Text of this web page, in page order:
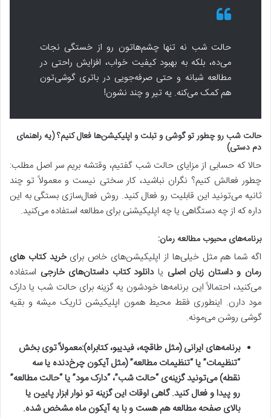
حالت شب نه تنها چشم‌هاتون رو از خستگی نجات
می‌ده، بلکه به بهبود کیفیت خواب، افزایش راحتی در
مطالعه شبانه و حتی صرفه‌جویی در باتری گوشی‌تون
هم کمک می‌کنه. یه تیر و چند نشون!
حالت شب رو چطور تو گوشی و تبلت و اپلیکیشن‌ها فعال کنیم؟ (یه راهنمای
دم دستی)
حالا که حسابی از مزایای حالت شب گفتیم، وقتشه بریم سر اصل مطلب:
چطور فعالش کنیم؟ نگران نباشید، کار سختی نیست و معمولاً تو چند
ثانیه می‌تونید این قابلیت رو فعال کنید. روش فعال‌سازی بستگی به این
داره که از چه دستگاهی یا چه اپلیکیشنی برای مطالعه استفاده می‌کنید.
برنامه‌های محبوب مطالعه رمان:
اگه شما هم مثل خیلی‌ها از اپلیکیشن‌های خاص برایخرید کتاب‌ های
رمان و داستان زبان اصلی یادانلود کتاب داستان‌های خارجی استفاده
می‌کنید، احتمالاً این برنامه‌ها خودشون یه گزینه برای حالت شب یا دارک
مود دارن. اینطوری فقط محیط همون اپلیکیشن تاریک میشه و بقیه
گوشی روشن می‌مونه.
برنامه‌های ایرانی (مثل طاقچه، فیدیبو، کتابراه):معمولاً توی بخش
“تنظیمات” یا “تنظیمات مطالعه” (مثل آیکون چرخ‌دنده یا سه
نقطه) می‌تونید گزینه‌ی “حالت شب”، “دارک مود” یا “حالت مطالعه”
رو پیدا و فعال کنید. گاهی اوقات این گزینه تو نوار ابزار پایین یا
بالای صفحه مطالعه هم هست و با یه آیکون ماه مشخص شده.